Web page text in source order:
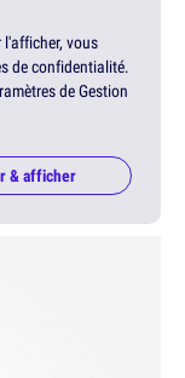
vous
de confidentialité.
de Gestion
& afficher